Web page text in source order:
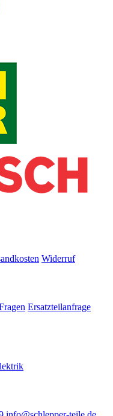
Widerruf
Ersatzteilanfrage